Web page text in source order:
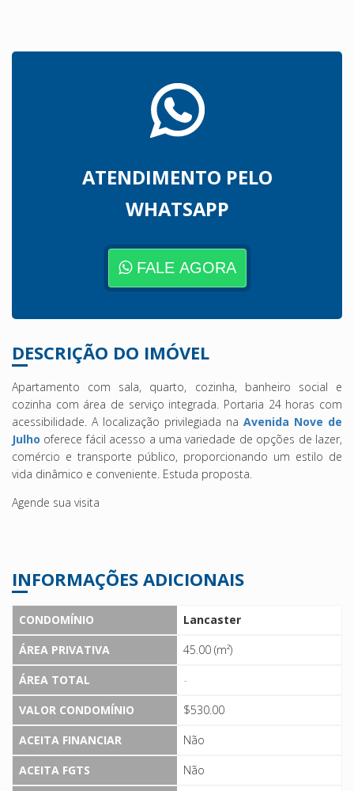
ATENDIMENTO PELO
WHATSAPP
FALE AGORA
DESCRIÇÃO DO IMÓVEL
Apartamento com sala, quarto, cozinha, banheiro social e
cozinha com área de serviço integrada. Portaria 24 horas com
acessibilidade. A localização privilegiada na Avenida Nove de
Julho oferece fácil acesso a uma variedade de opções de lazer,
comércio e transporte público, proporcionando um estilo de
vida dinâmico e conveniente. Estuda proposta.
Agende sua visita
INFORMAÇÕES ADICIONAIS
CONDOMÍNIO
Lancaster
ÁREA PRIVATIVA
45.00 (m²)
ÁREA TOTAL
-
VALOR CONDOMÍNIO
$530.00
ACEITA FINANCIAR
Não
ACEITA FGTS
Não